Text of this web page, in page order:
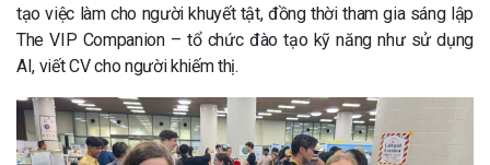
tạo việc làm cho người khuyết tật, đồng thời tham gia sáng lập
The VIP Companion – tổ chức đào tạo kỹ năng như sử dụng
AI, viết CV cho người khiếm thị.